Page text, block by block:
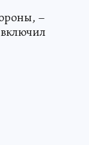
–